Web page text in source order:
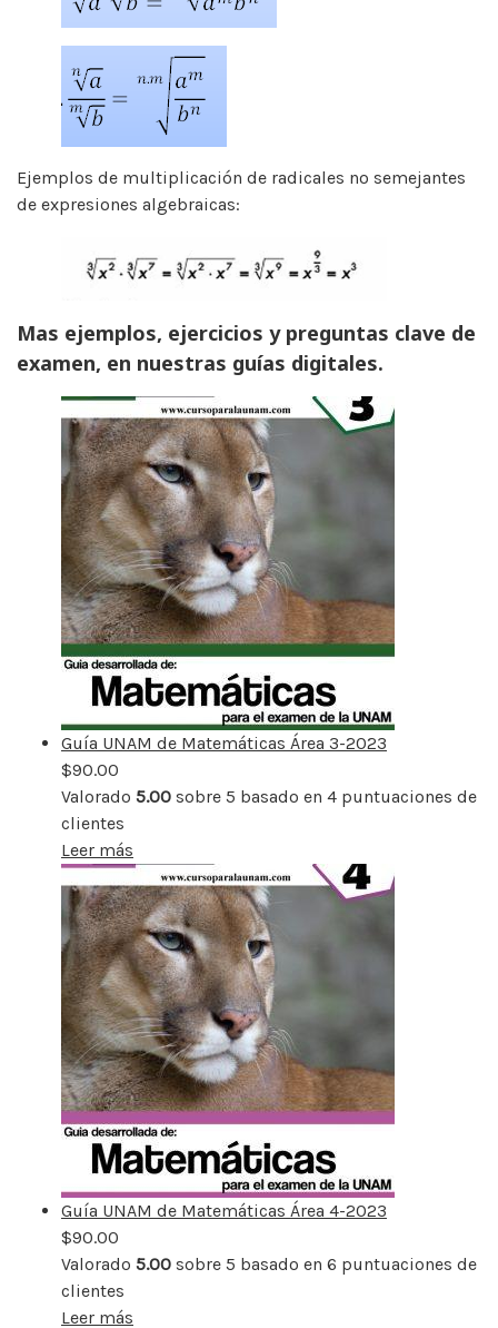
Ejemplos de multiplicación de radicales no semejantes
de expresiones algebraicas:
Mas ejemplos, ejercicios y preguntas clave de
examen, en nuestras guías digitales.
Guía UNAM de Matemáticas Área 3-2023
$90.00
Valorado 5.00 sobre 5 basado en 4 puntuaciones de
clientes
Leer más
Guía UNAM de Matemáticas Área 4-2023
$90.00
Valorado 5.00 sobre 5 basado en 6 puntuaciones de
clientes
Leer más